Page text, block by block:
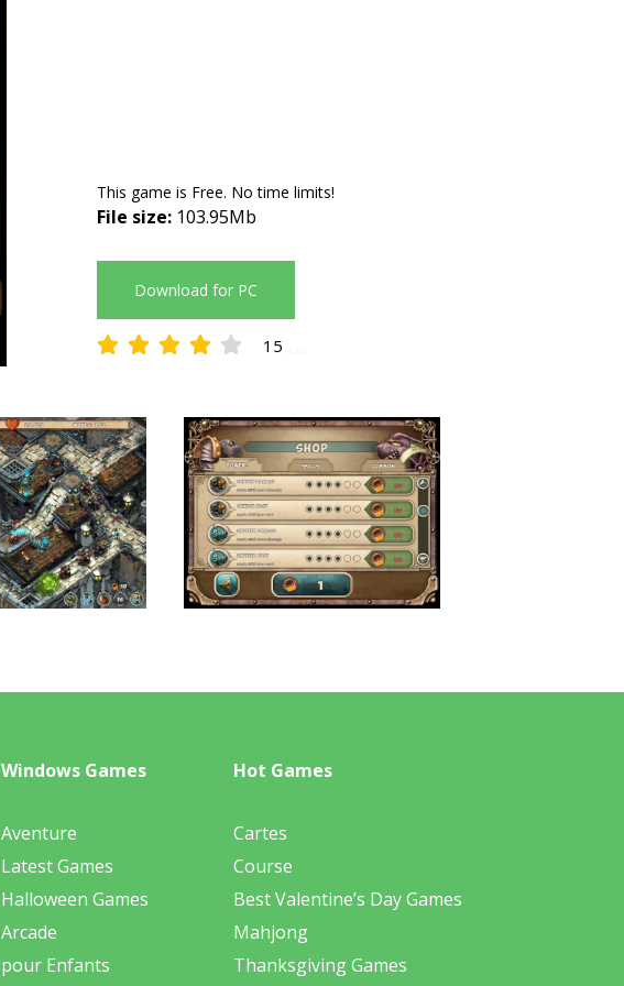
This game is Free. No time limits!
File size: 103.95Mb
Download for PC
15
Windows Games
Aventure
Latest Games
Halloween Games
Arcade
pour Enfants
Hot Games
Cartes
Course
Best Valentine’s Day Games
Mahjong
Thanksgiving Games